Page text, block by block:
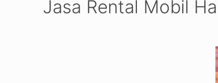
Jasa Rental Mobil